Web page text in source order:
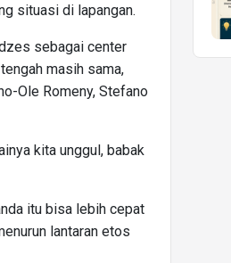
situasi di lapangan.
sebagai center
masih sama,
Ole Romeny, Stefano
kita unggul, babak
itu bisa lebih cepat
lantaran etos